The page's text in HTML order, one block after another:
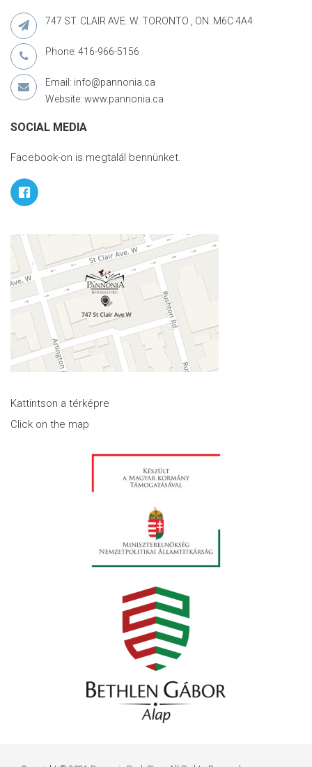
747 ST. CLAIR AVE. W. TORONTO , ON. M6C 4A4
Phone: 416-966-5156
Email: info@pannonia.ca
Website: www.pannonia.ca
SOCIAL MEDIA
Facebook-on is megtalál bennünket.
Kattintson a térképre
Click on the map